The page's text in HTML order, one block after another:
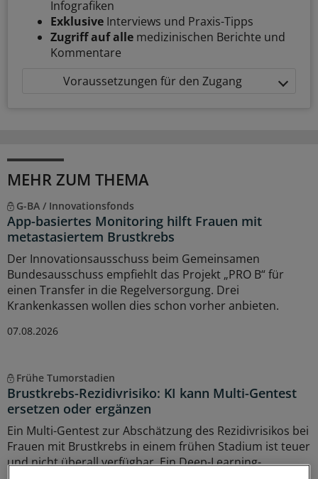
Infografiken
Exklusive Interviews und Praxis-Tipps
Zugriff auf alle medizinischen Berichte und
Kommentare
Voraussetzungen für den Zugang
MEHR ZUM THEMA
G-BA / Innovationsfonds
App-basiertes Monitoring hilft Frauen mit
metastasiertem Brustkrebs
Der Innovationsausschuss beim Gemeinsamen
Bundesausschuss empfiehlt das Projekt „PRO B“ für
einen Transfer in die Regelversorgung. Drei
Krankenkassen wollen dies schon vorher anbieten.
07.08.2026
Frühe Tumorstadien
Brustkrebs-Rezidivrisiko: KI kann Multi-Gentest
ersetzen oder ergänzen
Ein Multi-Gentest zur Abschätzung des Rezidivrisikos bei
Frauen mit Brustkrebs in einem frühen Stadium ist teuer
und nicht überall verfügbar. Ein Deep-Learning-